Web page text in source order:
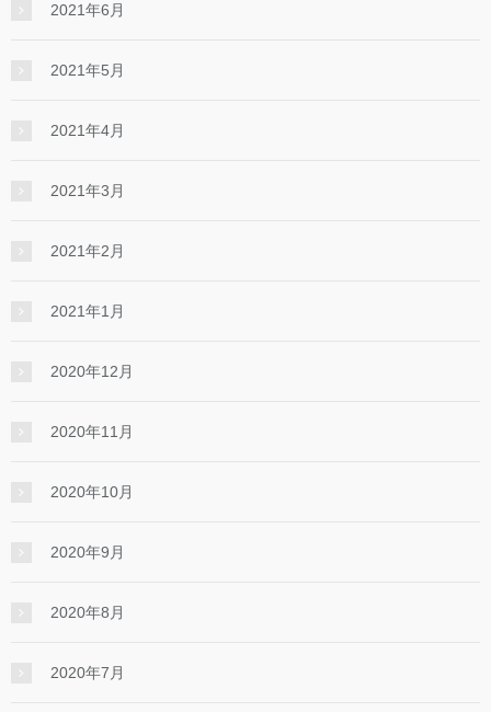
2021年6月
2021年5月
2021年4月
2021年3月
2021年2月
2021年1月
2020年12月
2020年11月
2020年10月
2020年9月
2020年8月
2020年7月